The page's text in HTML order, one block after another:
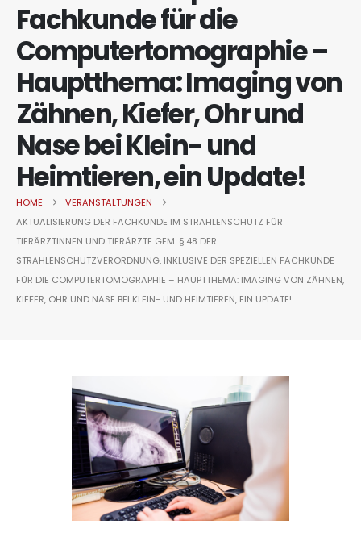
Fachkunde für die
Computertomographie –
Hauptthema: Imaging von
Zähnen, Kiefer, Ohr und
Nase bei Klein- und
Heimtieren, ein Update!
HOME
VERANSTALTUNGEN
AKTUALISIERUNG DER FACHKUNDE IM STRAHLENSCHUTZ FÜR
TIERÄRZTINNEN UND TIERÄRZTE GEM. § 48 DER
STRAHLENSCHUTZVERORDNUNG, INKLUSIVE DER SPEZIELLEN FACHKUNDE
FÜR DIE COMPUTERTOMOGRAPHIE – HAUPTTHEMA: IMAGING VON ZÄHNEN,
KIEFER, OHR UND NASE BEI KLEIN- UND HEIMTIEREN, EIN UPDATE!